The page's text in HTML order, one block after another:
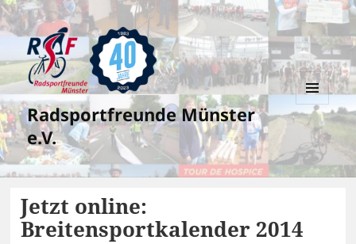
Radsportfreunde Münster
e.V.
MENÜ
UND
WIDGETS
Jetzt online:
Breitensportkalender 2014